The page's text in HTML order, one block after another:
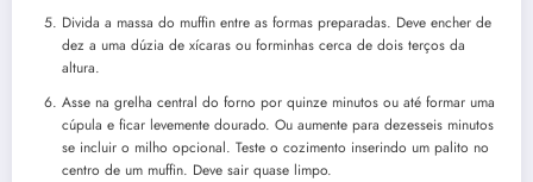
Divida a massa do muffin entre as formas preparadas. Deve encher de
dez a uma dúzia de xícaras ou forminhas cerca de dois terços da
altura.
Asse na grelha central do forno por quinze minutos ou até formar uma
cúpula e ficar levemente dourado. Ou aumente para dezesseis minutos
se incluir o milho opcional. Teste o cozimento inserindo um palito no
centro de um muffin. Deve sair quase limpo.